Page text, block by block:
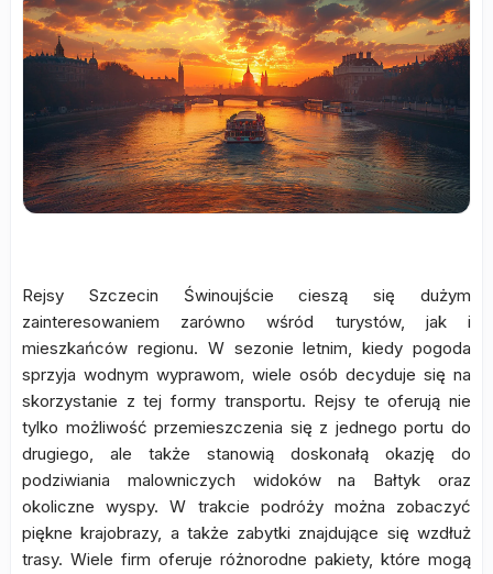
Rejsy Szczecin Świnoujście cieszą się dużym
zainteresowaniem zarówno wśród turystów, jak i
mieszkańców regionu. W sezonie letnim, kiedy pogoda
sprzyja wodnym wyprawom, wiele osób decyduje się na
skorzystanie z tej formy transportu. Rejsy te oferują nie
tylko możliwość przemieszczenia się z jednego portu do
drugiego, ale także stanowią doskonałą okazję do
podziwiania malowniczych widoków na Bałtyk oraz
okoliczne wyspy. W trakcie podróży można zobaczyć
piękne krajobrazy, a także zabytki znajdujące się wzdłuż
trasy. Wiele firm oferuje różnorodne pakiety, które mogą